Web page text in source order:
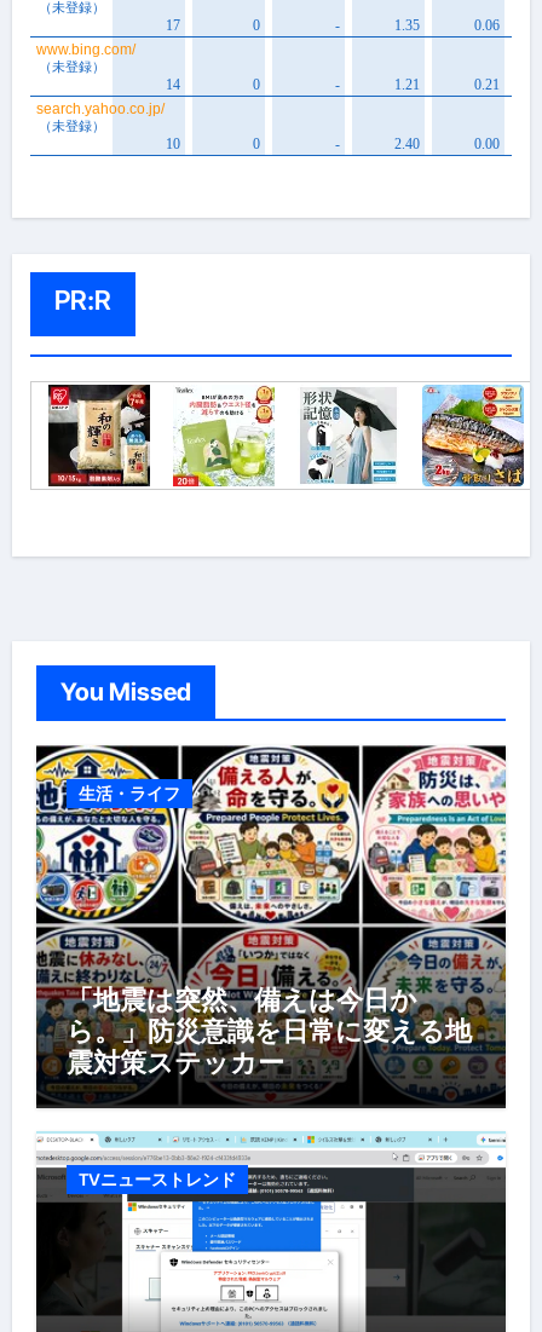
PR:R
You Missed
生活・ライフ
「地震は突然、備えは今日か
ら。」防災意識を日常に変える地
震対策ステッカー
TVニューストレンド